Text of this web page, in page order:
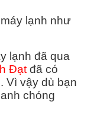
lạnh như
lạnh đã qua
Đạtđã có
Vì vậy dù bạn
chóng